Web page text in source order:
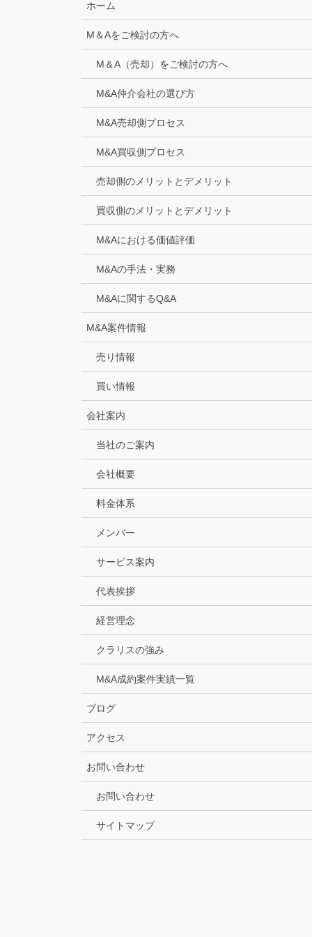
ホーム
M＆Aをご検討の方へ
M＆A（売却）をご検討の方へ
M&A仲介会社の選び方
M&A売却側プロセス
M&A買収側プロセス
売却側のメリットとデメリット
買収側のメリットとデメリット
M&Aにおける価値評価
M&Aの手法・実務
M&Aに関するQ&A
M&A案件情報
売り情報
買い情報
会社案内
当社のご案内
会社概要
料金体系
メンバー
サービス案内
代表挨拶
経営理念
クラリスの強み
M&A成約案件実績一覧
ブログ
アクセス
お問い合わせ
お問い合わせ
サイトマップ